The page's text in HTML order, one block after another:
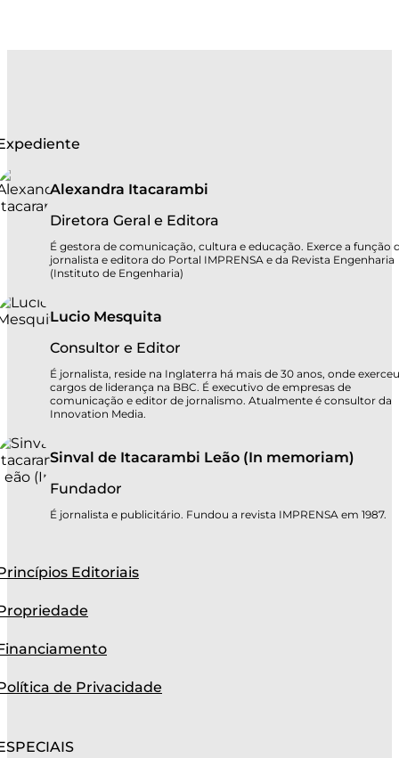
Alexandra Itacarambi
Diretora Geral e Editora
É gestora de comunicação, cultura e educação. Exerce a função
jornalista e editora do Portal IMPRENSA e da Revista Engenharia
(Instituto de Engenharia)
Lucio Mesquita
Consultor e Editor
É jornalista, reside na Inglaterra há mais de 30 anos, onde exerceu
cargos de liderança na BBC. É executivo de empresas de
comunicação e editor de jornalismo. Atualmente é consultor da
Innovation Media.
Sinval de Itacarambi Leão (In memoriam)
Fundador
É jornalista e publicitário. Fundou a revista IMPRENSA em 1987.
Editoriais
de Privacidade